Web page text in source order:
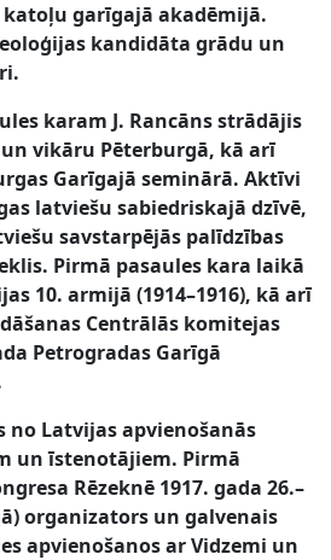
katoļu garīgajā akadēmijā.
kandidāta grādu un
karam J. Rancāns strādājis
vikāru Pēterburgā, kā arī
Garīgajā seminārā. Aktīvi
latviešu sabiedriskajā dzīvē,
savstarpējās palīdzības
Pirmā pasaules kara laikā
10. armijā (1914–1916), kā arī
Centrālās komitejas
Petrogradas Garīgā
no Latvijas apvienošanās
un īstenotājiem. Pirmā
Rēzeknē 1917. gada 26.–
organizators un galvenais
apvienošanos ar Vidzemi un